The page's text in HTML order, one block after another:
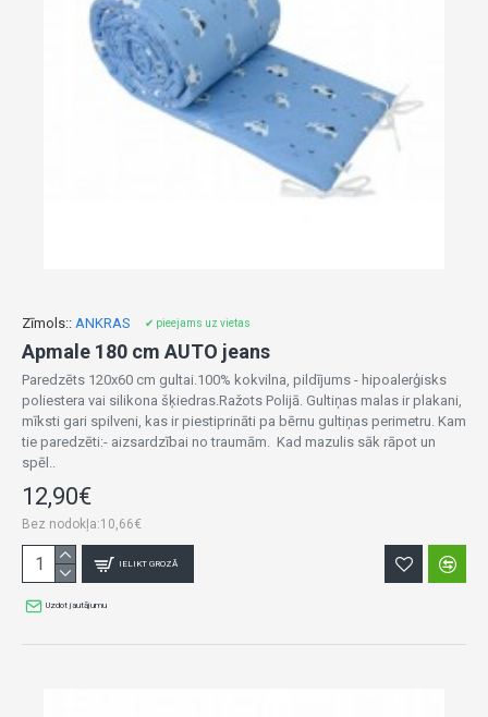
Zīmols:: ANKRAS ✔ pieejams uz vietas
Apmale 180 cm AUTO jeans
Paredzēts 120x60 cm gultai.100% kokvilna, pildījums - hipoalerģisks
poliestera vai silikona šķiedras.Ražots Polijā. Gultiņas malas ir plakani,
mīksti gari spilveni, kas ir piestiprināti pa bērnu gultiņas perimetru. Kam
tie paredzēti:- aizsardzībai no traumām. Kad mazulis sāk rāpot un
spēl..
12,90€
Bez nodokļa:10,66€
IELIKT GROZĀ
Uzdot jautājumu